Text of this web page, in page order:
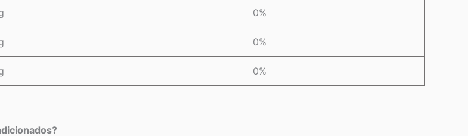
0%
0%
0%